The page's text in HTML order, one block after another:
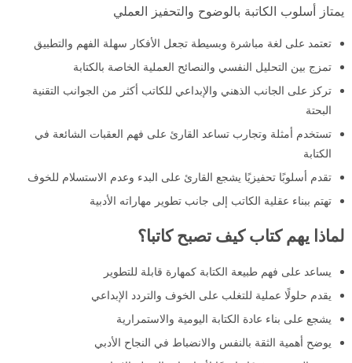
يمتاز أسلوب الكاتبة بالوضوح والتحفيز العملي
تعتمد على لغة مباشرة وبسيطة تجعل الأفكار سهلة الفهم والتطبيق
تمزج بين التحليل النفسي والنصائح العملية الخاصة بالكتابة
تركز على الجانب الذهني والإبداعي للكاتب أكثر من الجوانب التقنية
البحتة
تستخدم أمثلة وتجارب تساعد القارئ على فهم العقبات الشائعة في
الكتابة
تقدم أسلوبًا تحفيزيًا يشجع القارئ على البدء وعدم الاستسلام للخوف
تهتم ببناء عقلية الكاتب إلى جانب تطوير مهاراته الأدبية
لماذا يهم كتاب كيف تصبح كاتبا؟
يساعد على فهم طبيعة الكتابة كمهارة قابلة للتطوير
يقدم حلولًا عملية للتغلب على الخوف والتردد الإبداعي
يشجع على بناء عادة الكتابة اليومية والاستمرارية
يوضح أهمية الثقة بالنفس والانضباط في النجاح الأدبي